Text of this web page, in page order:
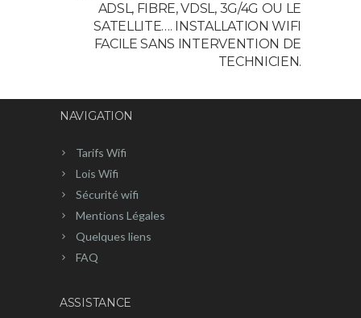
ADSL, FIBRE, VDSL, 3G/4G OU LE
SATELLITE…. INSTALLATION WIFI
FACILE SANS INTERVENTION DE
TECHNICIEN.
NAVIGATION
Tarifs Wifi
Lois Wifi
Sécurité wifi
Mentions Légales
Quelques liens
FAQ
ASSISTANCE